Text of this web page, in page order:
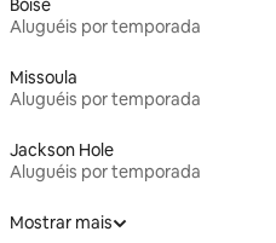
Boise
Aluguéis por temporada
Missoula
Aluguéis por temporada
Jackson Hole
Aluguéis por temporada
Mostrar mais